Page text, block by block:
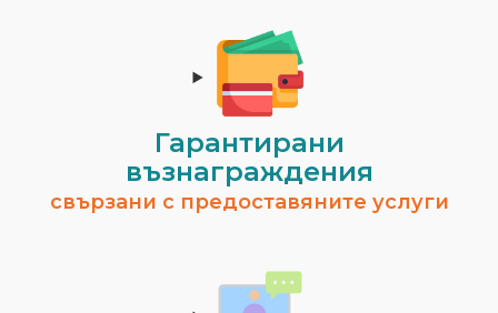
Гарантирани
възнаграждения
свързани с предоставяните услуги